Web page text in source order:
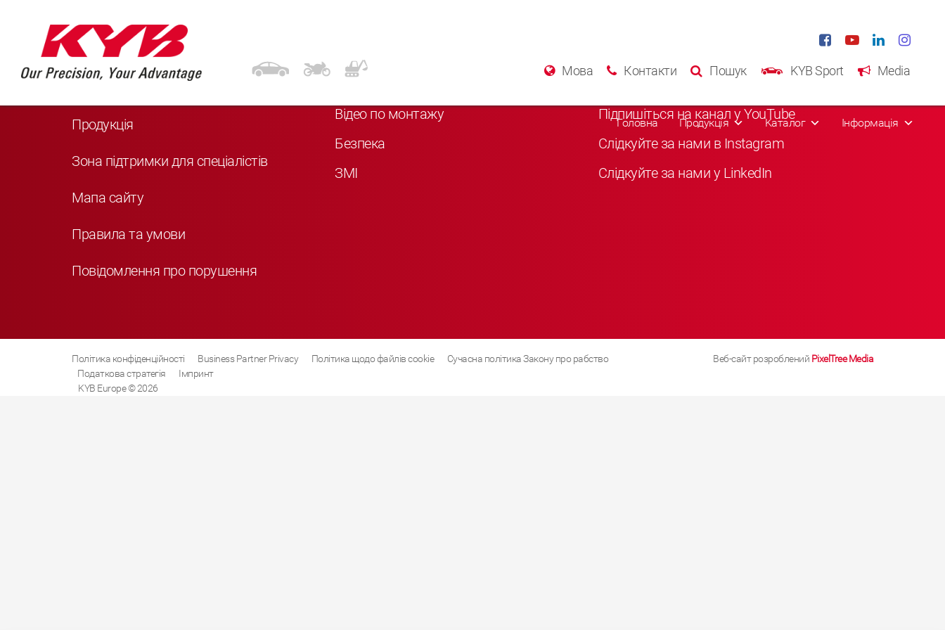
Мова Контакти Пошук KYB Sport Media
Головна Продукція Kаталог Інформація
Навігація
Продукція
Зона підтримки для спеціалістів
Мапа сайту
Правила та умови
Повідомлення про порушення
Відео по монтажу
Безпека
ЗМІ
Підпишіться на канал у YouTube
Слідкуйте за нами в Instagram
Слідкуйте за нами у LinkedIn
Політика конфіденційності Business Partner Privacy Політика щодо файлів cookie
Сучасна політика Закону про рабство
Податкова стратегія
Імпринт
KYB Europe © 2026
Веб-сайт розроблений PixelTree Media